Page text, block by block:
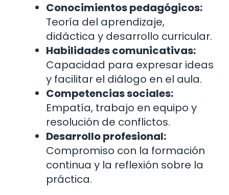
Conocimientos pedagógicos:
Teoría del aprendizaje,
didáctica y desarrollo curricular.
Habilidades comunicativas:
Capacidad para expresar ideas
y facilitar el diálogo en el aula.
Competencias sociales:
Empatía, trabajo en equipo y
resolución de conflictos.
Desarrollo profesional:
Compromiso con la formación
continua y la reflexión sobre la
práctica.